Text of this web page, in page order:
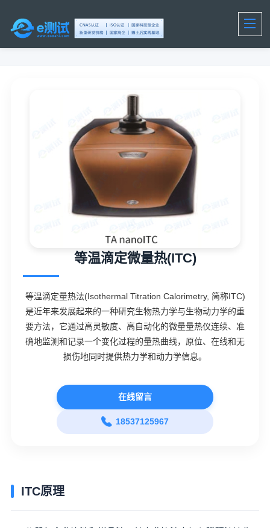
等温滴定微量热(ITC)
等温滴定量热法(Isothermal Titration Calorimetry, 简称ITC)
是近年来发展起来的一种研究生物热力学与生物动力学的重
要方法，它通过高灵敏度、高自动化的微量量热仪连续、准
确地监测和记录一个变化过程的量热曲线，原位、在线和无
损伤地同时提供热力学和动力学信息。
在线留言
18537125967
ITC原理